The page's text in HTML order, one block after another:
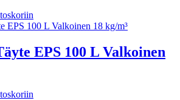
EPS 100 L Valkoinen